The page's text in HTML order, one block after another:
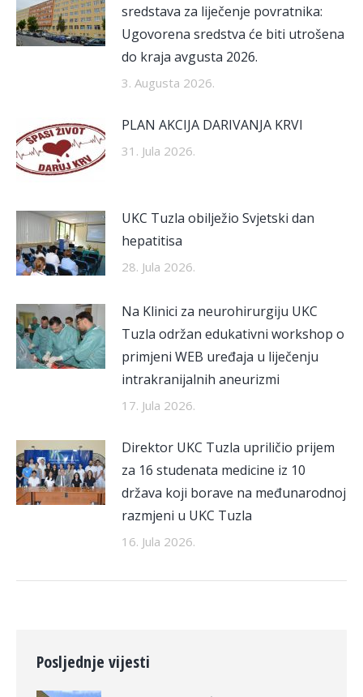
sredstava za liječenje povratnika:
Ugovorena sredstva će biti utrošena
do kraja avgusta 2026.
3. Augusta 2026.
PLAN AKCIJA DARIVANJA KRVI
31. Jula 2026.
UKC Tuzla obilježio Svjetski dan
hepatitisa
28. Jula 2026.
Na Klinici za neurohirurgiju UKC
Tuzla održan edukativni workshop o
primjeni WEB uređaja u liječenju
intrakranijalnih aneurizmi
17. Jula 2026.
Direktor UKC Tuzla upriličio prijem
za 16 studenata medicine iz 10
država koji borave na međunarodnoj
razmjeni u UKC Tuzla
16. Jula 2026.
Posljednje vijesti